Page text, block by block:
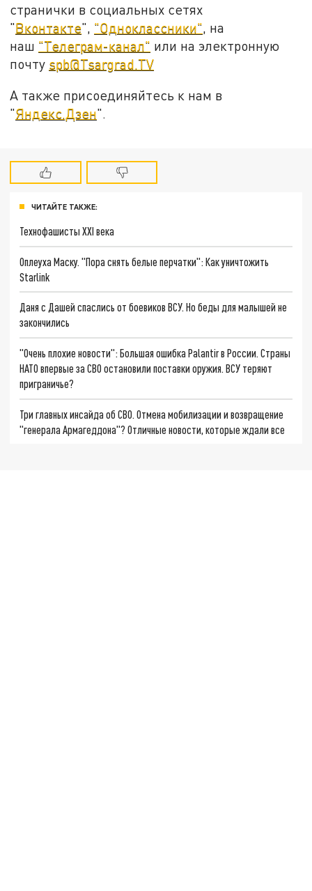
странички в социальных сетях
"Вконтакте", "Одноклассники" , на
наш "Телеграм-канал" или на электронную
почту spb@Tsargrad.TV
А также присоединяйтесь к нам в
"Яндекс.Дзен".
ЧИТАЙТЕ ТАКЖЕ:
Технофашисты XXI века
Оплеуха Маску. "Пора снять белые перчатки": Как уничтожить
Starlink
Даня с Дашей спаслись от боевиков ВСУ. Но беды для малышей не
закончились
"Очень плохие новости": Большая ошибка Palantir в России. Страны
НАТО впервые за СВО остановили поставки оружия. ВСУ теряют
приграничье?
Три главных инсайда об СВО. Отмена мобилизации и возвращение
"генерала Армагеддона"? Отличные новости, которые ждали все